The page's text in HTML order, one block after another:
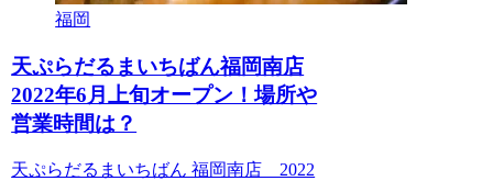
福岡
天ぷらだるまいちばん福岡南店
2022年6月上旬オープン！場所や
営業時間は？
天ぷらだるまいちばん 福岡南店 2022